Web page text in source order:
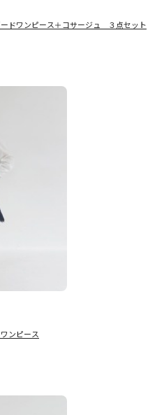
ードワンピース＋コサージュ ３点セット
ンピース